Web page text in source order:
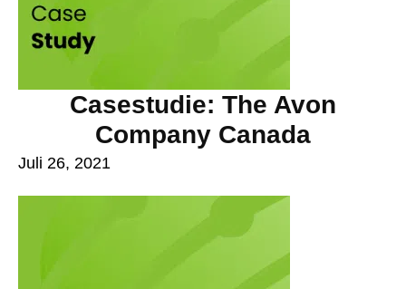
Casestudie: The Avon
Company Canada
Juli 26, 2021